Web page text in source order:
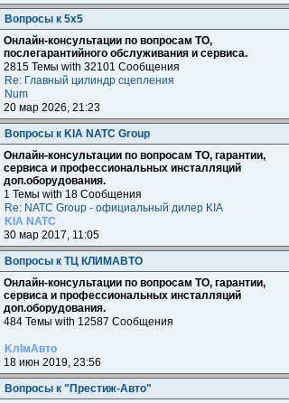
Вопросы к 5x5
Онлайн-консультации по вопросам ТО,
послегарантийного обслуживания и сервиса.
2815 Темы with 32101 Сообщения
Re: Главный цилиндр сцепления
Num
20 мар 2026, 21:23
Вопросы к KIA NATC Group
Онлайн-консультации по вопросам ТО, гарантии,
сервиса и профессиональных инсталляций
доп.оборудования.
1 Темы with 18 Сообщения
Re: NATC Group - официальный дилер KIA
KIA NATC
30 мар 2017, 11:05
Вопросы к ТЦ КЛИМАВТО
Онлайн-консультации по вопросам ТО, гарантии,
сервиса и профессиональных инсталляций
доп.оборудования.
484 Темы with 12587 Сообщения
KлIмAвто
18 июн 2019, 23:56
Вопросы к "Престиж-Авто"